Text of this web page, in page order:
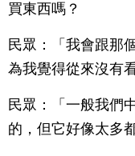
買東西嗎？
民眾：「我會跟那
為我覺得從來沒有
民眾：「一般我們
的，但它好像太多